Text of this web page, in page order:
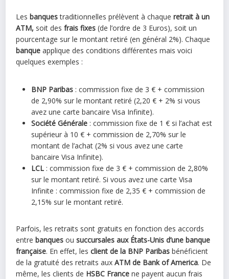
Les banquestraditionnelles prélèvent à chaqueretrait à un
ATM, soit desfrais fixes (de l’ordre de 3 Euros), soit un
pourcentage sur le montant retiré (en général 2%). Chaque
banque applique des conditions différentes mais voici
quelques exemples :
BNP Paribas : commission fixe de 3 € + commission
de 2,90% sur le montant retiré (2,20 € + 2% si vous
avez une carte bancaire Visa Infinite).
Société Générale : commission fixe de 1 € si l’achat est
supérieur à 10 € + commission de 2,70% sur le
montant de l’achat (2% si vous avez une carte
bancaire Visa Infinite).
LCL : commission fixe de 3 € + commission de 2,80%
sur le montant retiré. Si vous avez une carte Visa
Infinite : commission fixe de 2,35 € + commission de
2,15% sur le montant retiré.
Parfois, les retraits sont gratuits en fonction des accords
entrebanques ousuccursales aux États-Unis d’une banque
française. En effet, les client de la BNP Paribas bénéficient
de la gratuité des retraits auxATM de Bank of America. De
même, les clients de HSBC France ne payent aucun frais